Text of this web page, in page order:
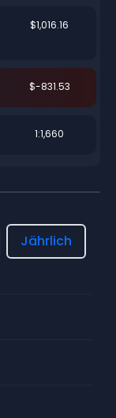
$1,016.16
$-831.53
1:1,660
Jährlich